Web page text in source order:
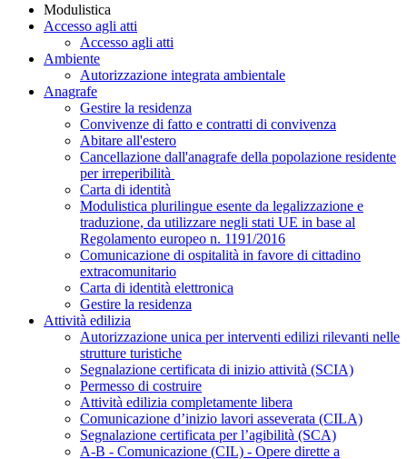
Modulistica
Accesso agli atti
Accesso agli atti
Ambiente
Autorizzazione integrata ambientale
Anagrafe
Gestire la residenza
Convivenze di fatto e contratti di convivenza
Abitare all'estero
Cancellazione dall'anagrafe della popolazione residente
per irreperibilità
Carta di identità
Modulistica plurilingue esente da legalizzazione e
traduzione, da utilizzare negli stati UE in base al
Regolamento europeo n. 1191/2016
Comunicazione di ospitalità in favore di cittadino
extracomunitario
Carta di identità elettronica
Gestire la residenza
Attività edilizia
Autorizzazione unica per interventi edilizi rilevanti nelle
strutture turistiche
Segnalazione certificata di inizio attività (SCIA)
Permesso di costruire
Attività edilizia completamente libera
Comunicazione d’inizio lavori asseverata (CILA)
Segnalazione certificata per l’agibilità (SCA)
A-B - Comunicazione (CIL) - Opere dirette a